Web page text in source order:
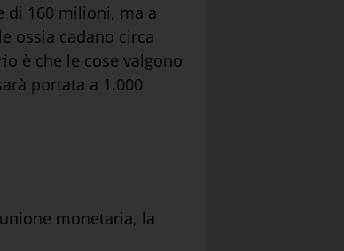
di 160 milioni, ma a
ossia cadano circa
è che le cose valgono
portata a 1.000
monetaria, la